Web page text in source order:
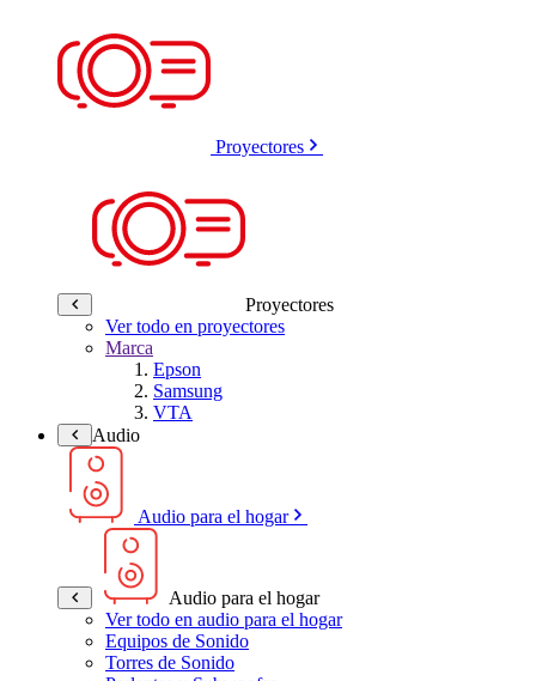
Proyectores
Proyectores
Ver todo en proyectores
Marca
Epson
Samsung
VTA
Audio
Audio para el hogar
Audio para el hogar
Ver todo en audio para el hogar
Equipos de Sonido
Torres de Sonido